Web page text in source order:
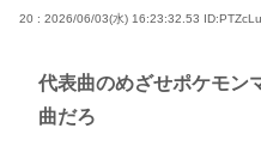
20 : 2026/06/03(水) 16:23:32.53
代表曲のめざせポケモン
曲だろ